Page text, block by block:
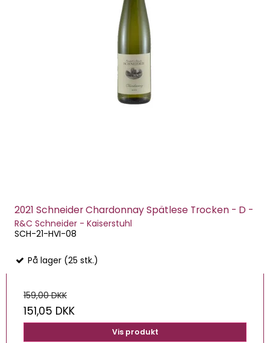
2021 Schneider Chardonnay Spätlese Trocken - D -
R&C Schneider - Kaiserstuhl
SCH-21-HVI-08
På lager (25 stk.)
159,00 DKK
151,05 DKK
Vis produkt